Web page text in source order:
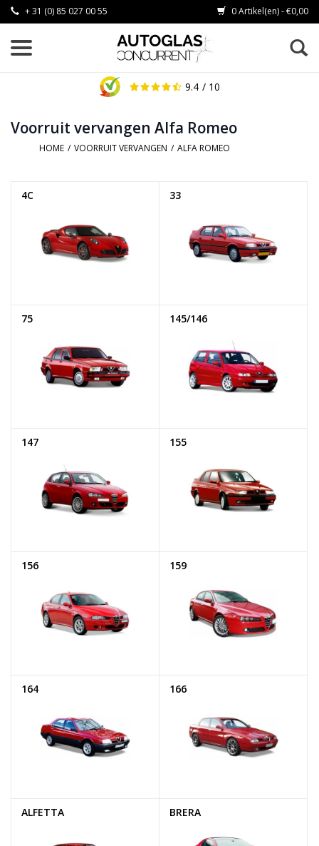
+ 31 (0) 85 027 00 55 0 Artikel(en) - €0,00
9.4 / 10
Voorruit vervangen Alfa Romeo
HOME / VOORRUIT VERVANGEN / ALFA ROMEO
4C 33
75 145/146
147 155
156 159
164 166
ALFETTA BRERA